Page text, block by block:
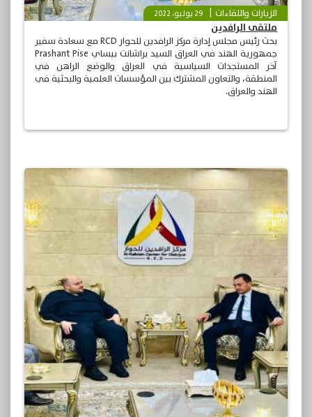
الزيارات واللقاءات 29 يوليو، 2022
ملتقى الرافدين
بحث رئيس مجلس إدارة مركز الرافدين للحوار RCD مع سعادة سفير
جمهورية الهند في العراق السيد براشانت بيساي Prashant Pise
آخر المستجدات السياسية في العراق والوضع الراهن في
المنطقة، والتعاون المشترك بين المؤسسات العلمية والبحثية في
الهند والعراق.